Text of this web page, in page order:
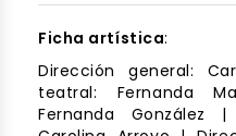
Ficha artística:
Dirección general:
teatral: Fernanda
Fernanda González